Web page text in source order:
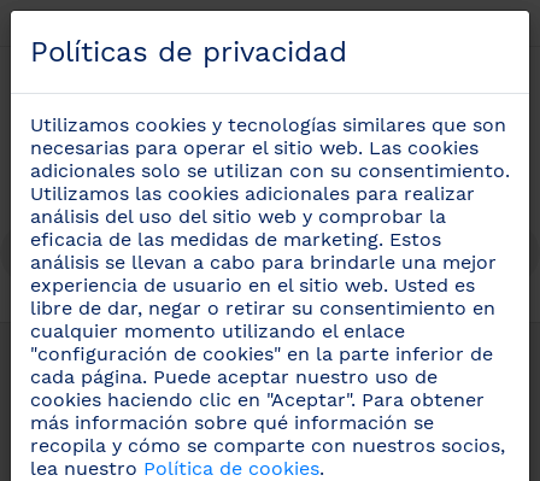
Información Legal
Información Legal
Políticas de privacidad
Utilizamos cookies y tecnologías similares que son
necesarias para operar el sitio web. Las cookies
adicionales solo se utilizan con su consentimiento.
Utilizamos las cookies adicionales para realizar
análisis del uso del sitio web y comprobar la
eficacia de las medidas de marketing. Estos
análisis se llevan a cabo para brindarle una mejor
experiencia de usuario en el sitio web. Usted es
libre de dar, negar o retirar su consentimiento en
cualquier momento utilizando el enlace
"configuración de cookies" en la parte inferior de
cada página. Puede aceptar nuestro uso de
cookies haciendo clic en "Aceptar". Para obtener
más información sobre qué información se
recopila y cómo se comparte con nuestros socios,
lea nuestro Política de cookies.
Políticas de privacidad
Utilizamos cookies y tecnologías similares que son
necesarias para operar el sitio web. Las cookies
adicionales solo se utilizan con su consentimiento.
Utilizamos las cookies adicionales para realizar
análisis del uso del sitio web y comprobar la
eficacia de las medidas de marketing. Estos
análisis se llevan a cabo para brindarle una mejor
experiencia de usuario en el sitio web. Usted es
libre de dar, negar o retirar su consentimiento en
cualquier momento utilizando el enlace
"configuración de cookies" en la parte inferior de
cada página. Puede aceptar nuestro uso de
cookies haciendo clic en "Aceptar". Para obtener
más información sobre qué información se
recopila y cómo se comparte con nuestros socios,
lea nuestro Política de cookies.